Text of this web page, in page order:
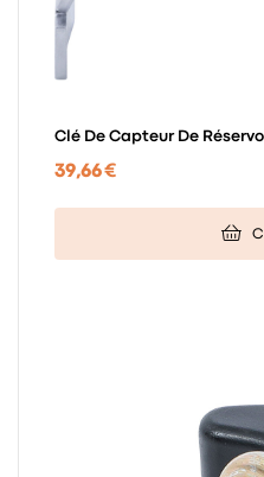
Clé De Capteur De
39,66 €